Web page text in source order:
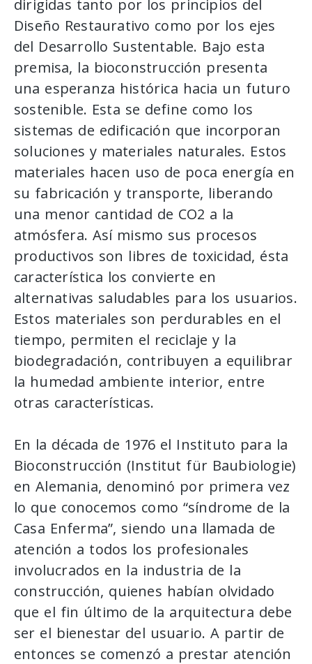
dirigidas tanto por los principios del
Diseño Restaurativo como por los ejes
del Desarrollo Sustentable. Bajo esta
premisa, la bioconstrucción presenta
una esperanza histórica hacia un futuro
sostenible. Esta se define como los
sistemas de edificación que incorporan
soluciones y materiales naturales. Estos
materiales hacen uso de poca energía en
su fabricación y transporte, liberando
una menor cantidad de CO2 a la
atmósfera. Así mismo sus procesos
productivos son libres de toxicidad, ésta
característica los convierte en
alternativas saludables para los usuarios.
Estos materiales son perdurables en el
tiempo, permiten el reciclaje y la
biodegradación, contribuyen a equilibrar
la humedad ambiente interior, entre
otras características.
En la década de 1976 el Instituto para la
Bioconstrucción (Institut für Baubiologie)
en Alemania, denominó por primera vez
lo que conocemos como “síndrome de la
Casa Enferma”, siendo una llamada de
atención a todos los profesionales
involucrados en la industria de la
construcción, quienes habían olvidado
que el fin último de la arquitectura debe
ser el bienestar del usuario. A partir de
entonces se comenzó a prestar atención